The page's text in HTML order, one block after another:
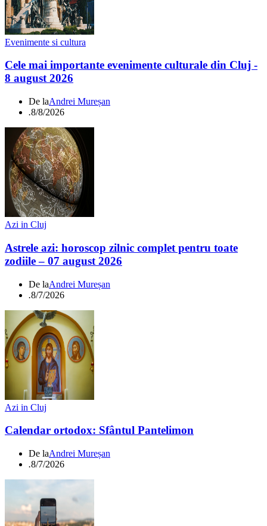
Evenimente si cultura
Cele mai importante evenimente culturale din Cluj -
8 august 2026
De laAndrei Mureșan
.8/8/2026
Azi in Cluj
Astrele azi: horoscop zilnic complet pentru toate
zodiile – 07 august 2026
De laAndrei Mureșan
.8/7/2026
Azi in Cluj
Calendar ortodox: Sfântul Pantelimon
De laAndrei Mureșan
.8/7/2026